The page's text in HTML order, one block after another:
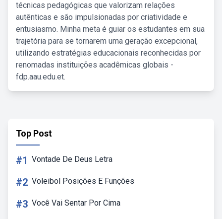
técnicas pedagógicas que valorizam relações
autênticas e são impulsionadas por criatividade e
entusiasmo. Minha meta é guiar os estudantes em sua
trajetória para se tornarem uma geração excepcional,
utilizando estratégias educacionais reconhecidas por
renomadas instituições acadêmicas globais -
fdp.aau.edu.et.
Top Post
#1 Vontade De Deus Letra
#2 Voleibol Posições E Funções
#3 Você Vai Sentar Por Cima